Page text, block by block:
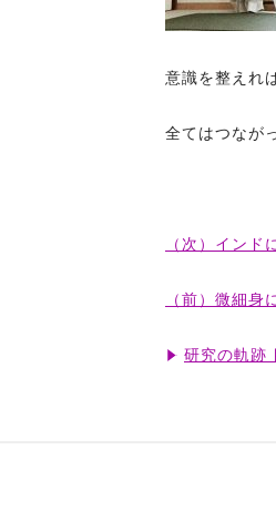
意識を整えれ
全てはつなが
（次）インド
（前）微細
研究の軌跡